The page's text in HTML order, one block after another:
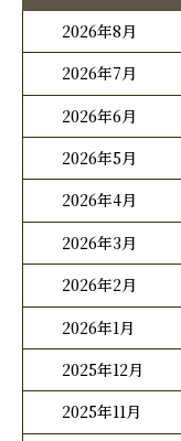
2026年8月
2026年7月
2026年6月
2026年5月
2026年4月
2026年3月
2026年2月
2026年1月
2025年12月
2025年11月